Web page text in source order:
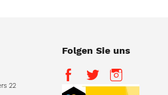
22
Folgen Sie uns